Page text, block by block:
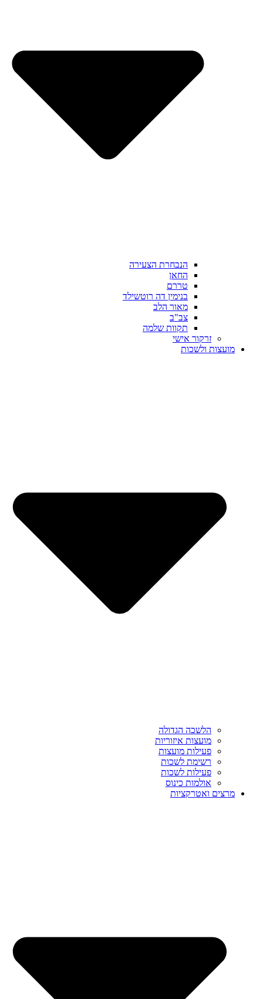
הנבחרת הצעירה
החאן
טררם
בנימין דה רוטשילד
מאור הלב
צב"ב
תקוות שלמה
זרקור אישי
מועצות ולשכות
הלשכה הגדולה
מועצות איזוריות
פעילות מועצות
רשימת לשכות
פעילות לשכות
אולמות כינוס
מרצים ואטרקציות